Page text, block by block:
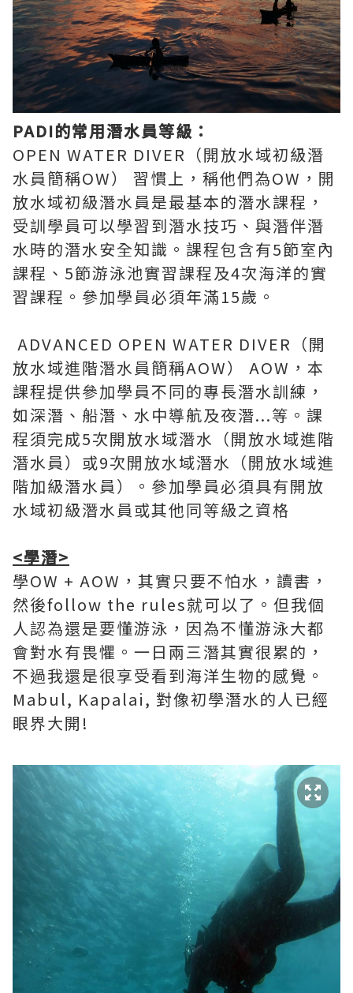
PADI的常用潛水員等級：
OPEN WATER DIVER（開放水域初級潛
水員簡稱OW） 習慣上，稱他們為OW，開
放水域初級潛水員是最基本的潛水課程，
受訓學員可以學習到潛水技巧、與潛伴潛
水時的潛水安全知識。課程包含有5節室內
課程、5節游泳池實習課程及4次海洋的實
習課程。參加學員必須年滿15歲。
ADVANCED OPEN WATER DIVER（開
放水域進階潛水員簡稱AOW） AOW，本
課程提供參加學員不同的專長潛水訓練，
如深潛、船潛、水中導航及夜潛...等。課
程須完成5次開放水域潛水（開放水域進階
潛水員）或9次開放水域潛水（開放水域進
階加級潛水員）。參加學員必須具有開放
水域初級潛水員或其他同等級之資格
<學潛>
學OW + AOW，其實只要不怕水，讀書，
然後follow the rules就可以了。但我個
人認為還是要懂游泳，因為不懂游泳大都
會對水有畏懼。一日兩三潛其實很累的，
不過我還是很享受看到海洋生物的感覺。
Mabul, Kapalai, 對像初學潛水的人已經
眼界大開!